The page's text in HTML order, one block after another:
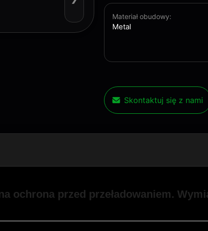
Materiał obudowy:
Metal
Skontaktuj się z nami
ochrona przed przeładowaniem.